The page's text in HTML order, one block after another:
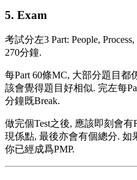
5. Exam
考試分左3 Part: People,
270分鐘.
每Part 60條MC, 大部分題目都
該會覺得題目好相似. 完左每
分鐘既Break.
做完個Test之後, 應該即刻會有
現係點, 最後亦會有個總分. 如
你已經成爲PMP.